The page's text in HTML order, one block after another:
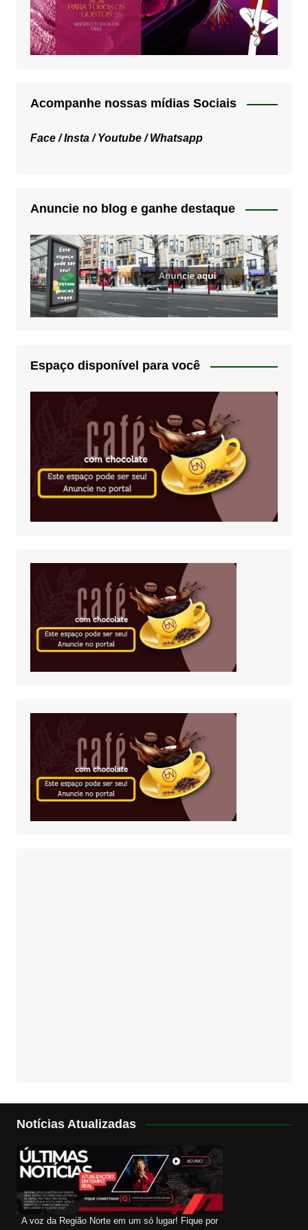
Acompanhe nossas mídias Sociais
Face /Insta /Youtube /Whatsapp
Anuncie no blog e ganhe destaque
Espaço disponível para você
Notícias Atualizadas
A voz da Região Norte em um só lugar! Fique por